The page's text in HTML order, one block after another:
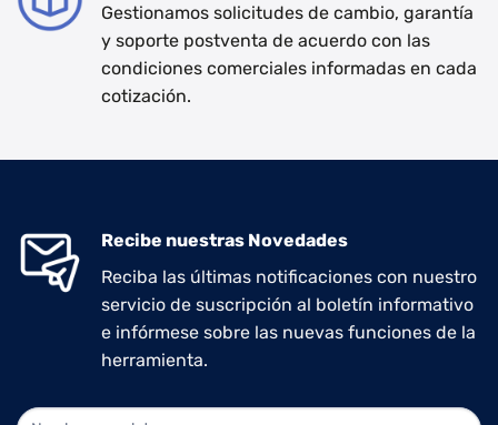
Gestionamos solicitudes de cambio, garantía
y soporte postventa de acuerdo con las
condiciones comerciales informadas en cada
cotización.
Recibe nuestras Novedades
Reciba las últimas notificaciones con nuestro
servicio de suscripción al boletín informativo
e infórmese sobre las nuevas funciones de la
herramienta.
NEWLETTER